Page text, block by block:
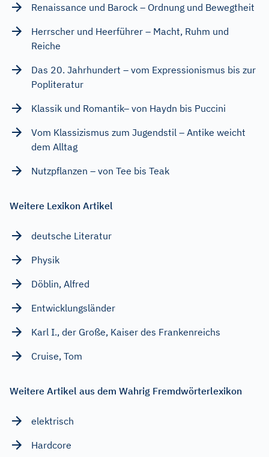
Renaissance und Barock – Ordnung und Bewegtheit
Herrscher und Heerführer – Macht, Ruhm und
Reiche
Das 20. Jahrhundert – vom Expressionismus bis zur
Popliteratur
Klassik und Romantik– von Haydn bis Puccini
Vom Klassizismus zum Jugendstil – Antike weicht
dem Alltag
Nutzpflanzen – von Tee bis Teak
Weitere Lexikon Artikel
deutsche Literatur
Physik
Döblin, Alfred
Entwicklungsländer
Karl I., der Große, Kaiser des Frankenreichs
Cruise, Tom
Weitere Artikel aus dem Wahrig Fremdwörterlexikon
elektrisch
Hardcore